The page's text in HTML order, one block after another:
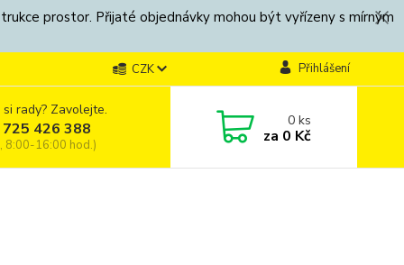
prostor. Přijaté objednávky mohou být vyřízeny s mírným
CZK Přihlášení
rady? Zavolejte.
426 388
8:00-16:00 hod.)
0ks
za 0 Kč